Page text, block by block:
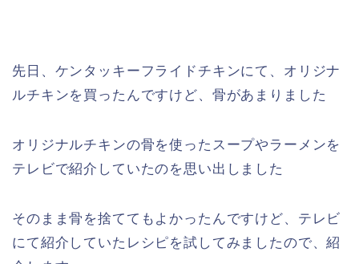
先日、ケンタッキーフライドチキンにて、オリジナ
ルチキンを買ったんですけど、骨があまりました
オリジナルチキンの骨を使ったスープやラーメンを
テレビで紹介していたのを思い出しました
そのまま骨を捨ててもよかったんですけど、テレビ
にて紹介していたレシピを試してみましたので、紹